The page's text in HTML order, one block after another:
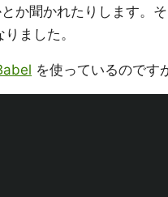
か聞かれたりします。
ました。
を使っているのです